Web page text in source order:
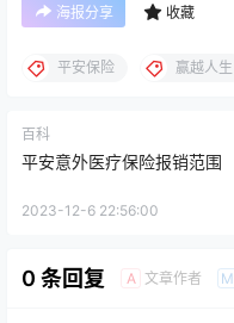
海报分享 收藏
平安保险 赢越人生
百科
平安意外医疗保险报销范围
2023-12-6 22:56:00
0 条回复 A 文章作者 M